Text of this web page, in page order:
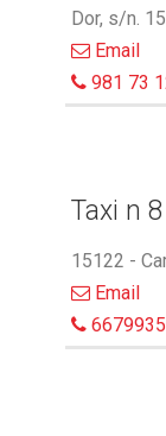
Dor, s/n.
Email
981 73
Taxi n 8
15122 -
Email